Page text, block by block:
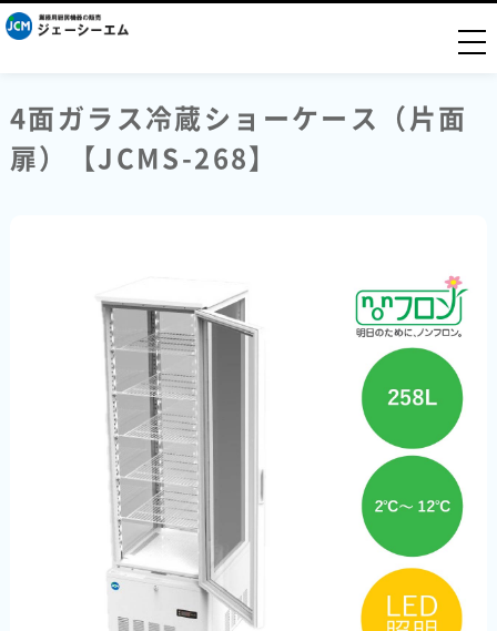
4面ガラス冷蔵ショーケース（片面
扉）【JCMS-268】